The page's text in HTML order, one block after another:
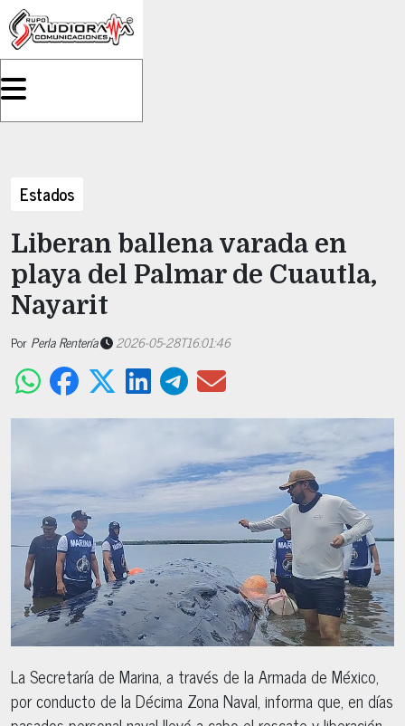
Estados
Liberan ballena varada en
playa del Palmar de Cuautla,
Nayarit
Por Perla Rentería 2026-05-28T16:01:46
La Secretaría de Marina, a través de la Armada de México,
por conducto de la Décima Zona Naval, informa que, en días